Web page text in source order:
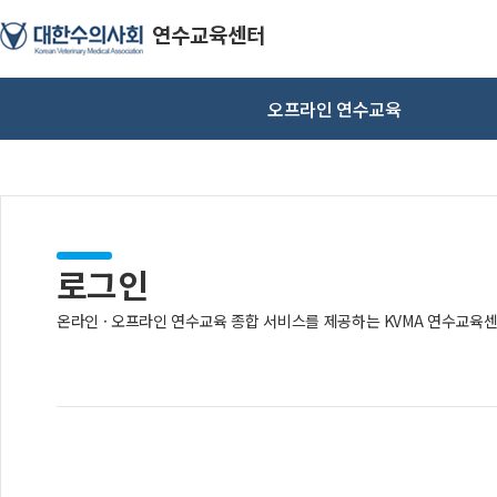
오프라인 연수교육
로그인
온라인 · 오프라인 연수교육 종합 서비스를 제공하는 KVMA 연수교육